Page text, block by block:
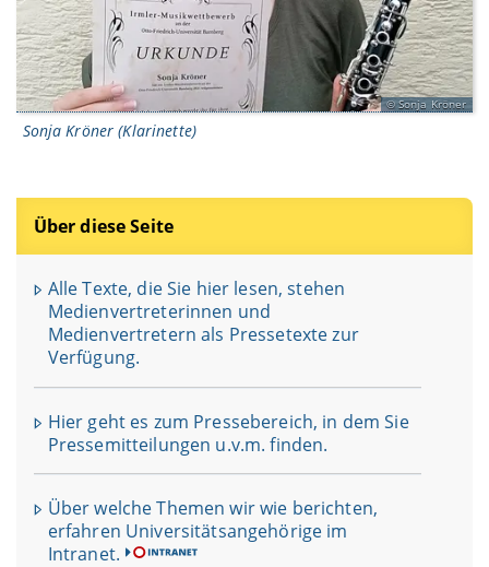
Über diese Seite
Alle Texte, die Sie hier lesen, stehen
Medienvertreterinnen und
Medienvertretern als Pressetexte zur
Verfügung.
Hier geht es zum Pressebereich, in dem Sie
Pressemitteilungen u.v.m. finden.
Über welche Themen wir wie berichten,
erfahren Universitätsangehörige im
Intranet.
Sonja Kröner
Sonja Kröner (Klarinette)